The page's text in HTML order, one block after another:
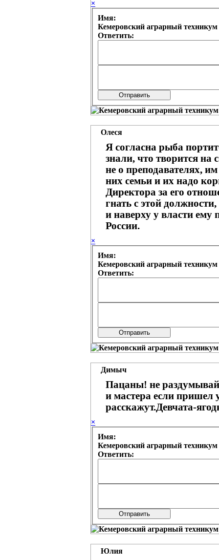
×
Имя:
Ответить:
Олеся
Я согласна рыба
знали, что творится на
не о преподавателях,
них семьи и их надо
Директора за его
гнать с этой
и наверху у власти ему
России.
×
Имя:
Ответить:
Димыч
Пацаны! не
и мастера если пришел
расскажут.Девчата-
×
Имя:
Ответить:
Юлия